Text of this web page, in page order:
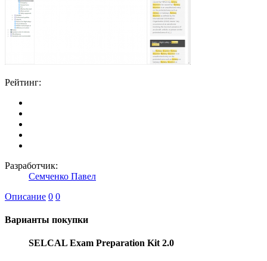
Рейтинг:
Разработчик:
Семченко Павел
Описание 0 0
Варианты покупки
SELCAL Exam Preparation Kit 2.0